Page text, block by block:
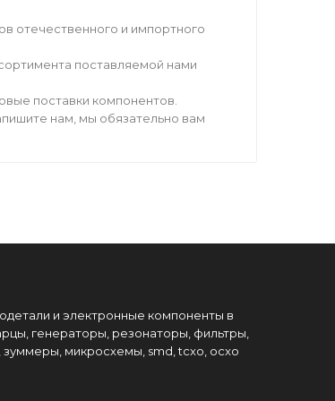
отечественного и импортного
поставляемой нами
поставки компонентов.
нам, мы обязательно вам
и электронные компоненты в
генераторы, резонаторы, фильтры,
микросхемы, smd, tcxo, ocxo